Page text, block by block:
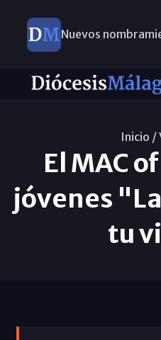
Nuevos
Inicio /
El MAC
jóvenes
tu